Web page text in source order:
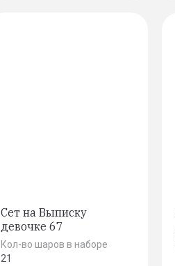
Сет на Выписку
девочке 67
Кол-во шаров в наборе
21